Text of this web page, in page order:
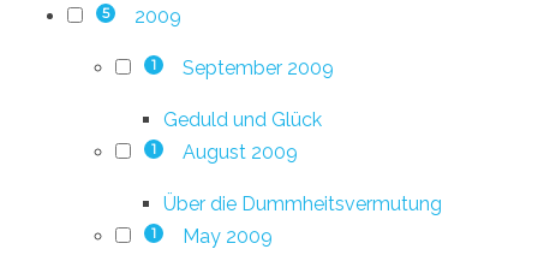
5 2009
1 September 2009
Geduld und Glück
1 August 2009
Über die Dummheitsvermutung
1 May 2009